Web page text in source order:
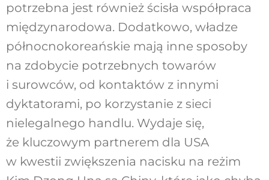
potrzebna jest również ścisła współpraca
międzynarodowa. Dodatkowo, władze
północnokoreańskie mają inne sposoby
na zdobycie potrzebnych towarów
i surowców, od kontaktów z innymi
dyktatorami, po korzystanie z sieci
nielegalnego handlu. Wydaje się,
że kluczowym partnerem dla USA
w kwestii zwiększenia nacisku na reżim